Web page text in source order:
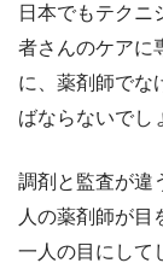
日本でもテクニ
者さんのケアに
に、薬剤師でな
ばならないでし
調剤と監査が違
人の薬剤師が目
一人の目にして